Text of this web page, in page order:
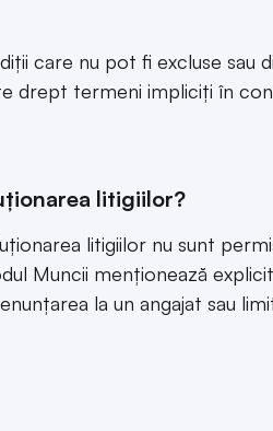
care nu pot fi excluse sau
drept termeni impliciți în
litigiilor?
litigiilor nu sunt
Muncii menționează
la un angajat sau